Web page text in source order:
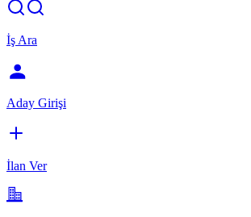
İş Ara
Aday Girişi
İlan Ver